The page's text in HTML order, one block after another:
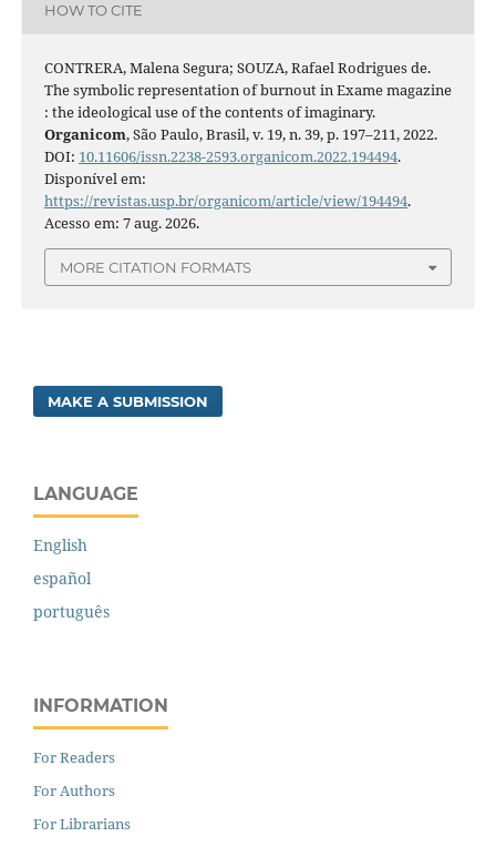
HOW TO CITE
CONTRERA, Malena Segura; SOUZA, Rafael Rodrigues de.
The symbolic representation of burnout in Exame magazine
: the ideological use of the contents of imaginary.
Organicom, São Paulo, Brasil, v. 19, n. 39, p. 197–211, 2022.
DOI: 10.11606/issn.2238-2593.organicom.2022.194494.
Disponível em:
https://revistas.usp.br/organicom/article/view/194494.
Acesso em: 7 aug. 2026.
MORE CITATION FORMATS
MAKE A SUBMISSION
LANGUAGE
English
español
português
INFORMATION
For Readers
For Authors
For Librarians